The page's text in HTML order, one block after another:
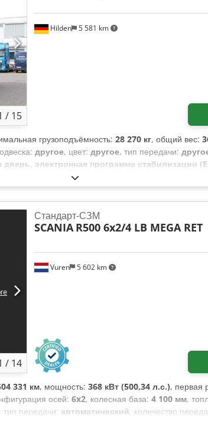
/ 15
Hilden 5 581 km
грузоподъёмность: 28 270 кг, общий вес:
другое, цвет: другое, тип передачи:
дверь, электронная программа стабилизации
/ 14
Vuren 5 602 km
Стандарт-СЗМ
SCANIA R500 6x2/4 LB MEGA RET
331 км, мощность: 368 кВт (500,34 л.с.), первая
осей: 6x2, колесная база: 4 100 мм,
, тип передачи: автоматический, количество